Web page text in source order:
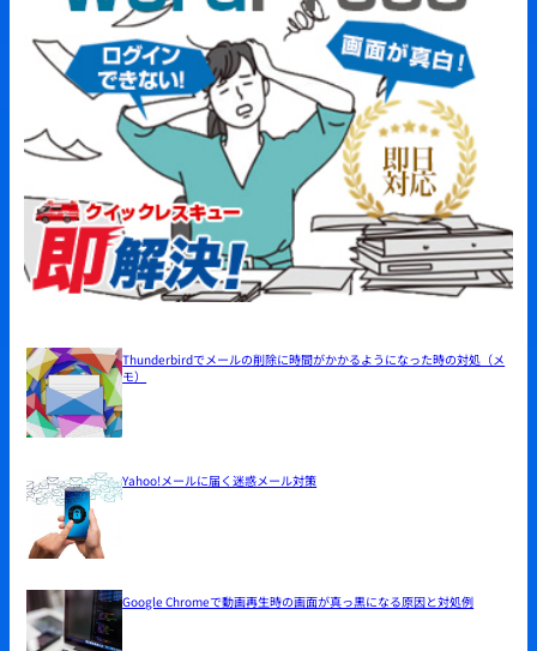
Thunderbirdでメールの削除に時間がかかるようになった時の対処（メ
モ）
Yahoo!メールに届く迷惑メール対策
Google Chromeで動画再生時の画面が真っ黒になる原因と対処例